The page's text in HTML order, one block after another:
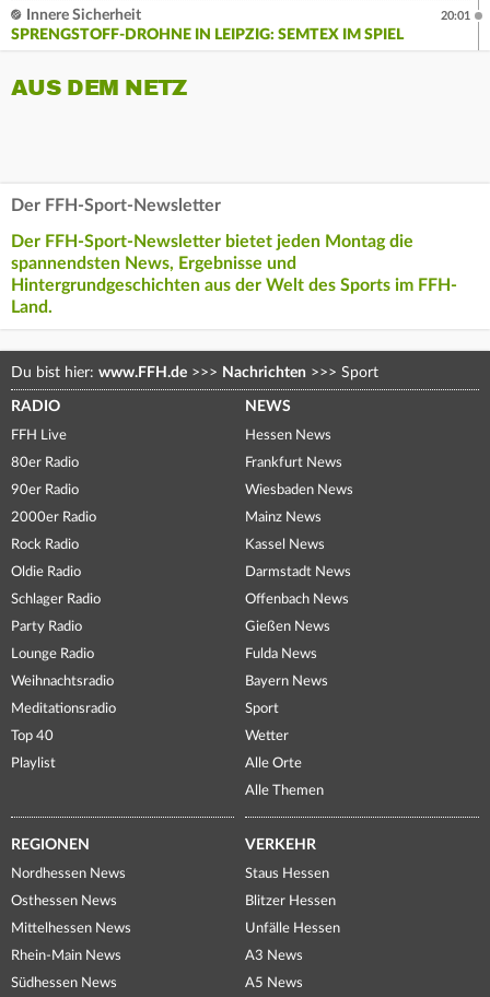
Innere Sicherheit
SPRENGSTOFF-DROHNE IN LEIPZIG: SEMTEX IM SPIEL
20:01
AUS DEM NETZ
Der FFH-Sport-Newsletter
Der FFH-Sport-Newsletter bietet jeden Montag die
spannendsten News, Ergebnisse und
Hintergrundgeschichten aus der Welt des Sports im FFH-
Land.
Du bist hier: www.FFH.de >>> Nachrichten >>> Sport
RADIO
FFH Live
80er Radio
90er Radio
2000er Radio
Rock Radio
Oldie Radio
Schlager Radio
Party Radio
Lounge Radio
Weihnachtsradio
Meditationsradio
Top 40
Playlist
NEWS
Hessen News
Frankfurt News
Wiesbaden News
Mainz News
Kassel News
Darmstadt News
Offenbach News
Gießen News
Fulda News
Bayern News
Sport
Wetter
Alle Orte
Alle Themen
REGIONEN
Nordhessen News
Osthessen News
Mittelhessen News
Rhein-Main News
Südhessen News
VERKEHR
Staus Hessen
Blitzer Hessen
Unfälle Hessen
A3 News
A5 News